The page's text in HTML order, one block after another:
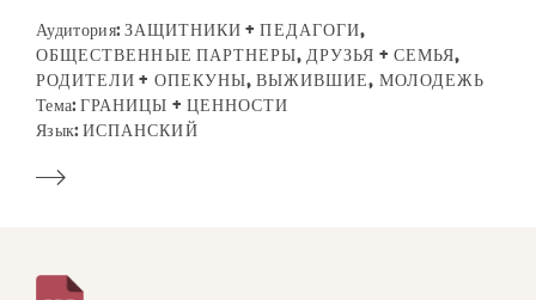
О Новости и блог Контакт Работа
Часто задаваемые вопросы
Аудитория: ЗАЩИТНИКИ + ПЕДАГОГИ,
ОБЩЕСТВЕННЫЕ ПАРТНЕРЫ, ДРУЗЬЯ + СЕМЬЯ,
РОДИТЕЛИ + ОПЕКУНЫ, ВЫЖИВШИЕ, МОЛОДЕЖЬ
Тема:ГРАНИЦЫ + ЦЕННОСТИ
Язык:ИСПАНСКИЙ